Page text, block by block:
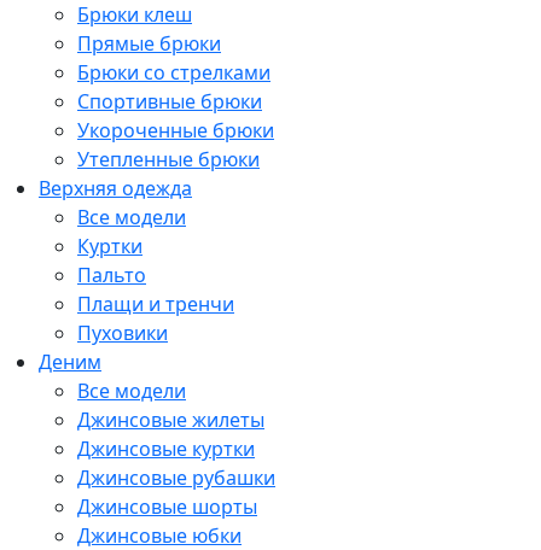
Брюки клеш
Прямые брюки
Брюки со стрелками
Спортивные брюки
Укороченные брюки
Утепленные брюки
Верхняя одежда
Все модели
Куртки
Пальто
Плащи и тренчи
Пуховики
Деним
Все модели
Джинсовые жилеты
Джинсовые куртки
Джинсовые рубашки
Джинсовые шорты
Джинсовые юбки